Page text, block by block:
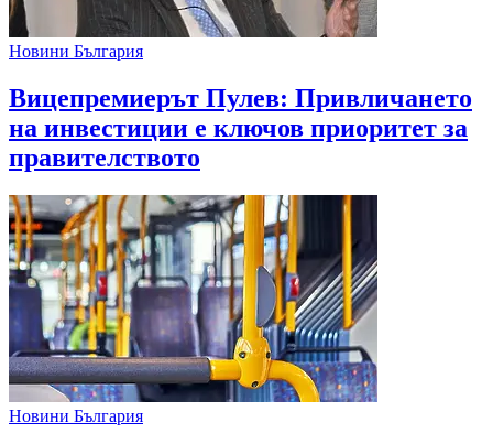
Новини България
Вицепремиерът Пулев: Привличането
на инвестиции е ключов приоритет за
правителството
Новини България